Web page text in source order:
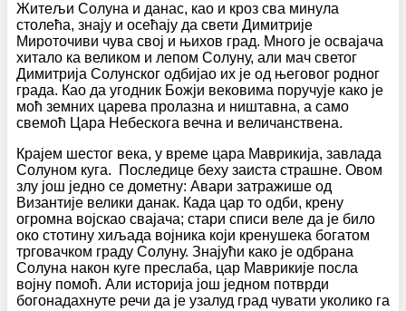
Житељи Солуна и данас, као и кроз сва минула
столећа, знају и осећају да свети Димитрије
Мироточиви чува свој и њихов град. Много је освајача
хитало ка великом и лепом Солуну, али мач светог
Димитрија Солунског одбијао их је од његовог родног
града. Као да угодник Божји вековима поручује како је
моћ земних царева пролазна и ништавна, а само
свемоћ Цара Небескога вечна и величанствена.
Крајем шестог века, у време цара Маврикија, завлада
Солуном куга. Последице беху заиста страшне. Овом
злу још једно се дометну: Авари затражише од
Византије велики данак. Када цар то одби, крену
огромна војскао свајача; стари списи веле да је било
око стотину хиљада војника који кренушека богатом
трговачком граду Солуну. Знајући како је одбрана
Солуна након куге преслаба, цар Маврикије посла
војну помоћ. Али историја још једном потврди
богонадахнуте речи да је узалуд град чувати уколико га